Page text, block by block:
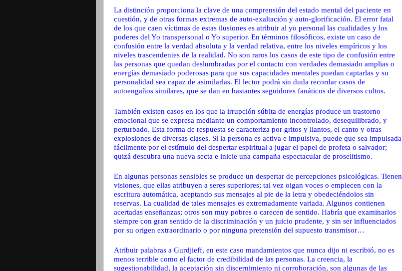
La distinción proporciona la clave de una comprensión del estado mental del paciente en
cuestión, y de otras formas extremas de auto-exaltación y auto-glorificación. El error fatal
de los que caen víctimas de estas ilusiones es atribuir al yo personal las cualidades y los
poderes del Yo transpersonal o Yo superior. En términos filosóficos, existe un caso de
confusión entre la verdad absoluta y la verdad relativa, entre los niveles empíricos y los
niveles trascendentes de la realidad. No son raros los casos de este tipo de confusión entre
las personas que quedan deslumbradas por el contacto con verdades demasiado amplias o
energías demasiado poderosas para que sus capacidades mentales puedan captarlas y su
personalidad sea capaz de asimilarlas. El lector podrá sin duda recordar casos de
autoengaños similares, que se dan en bastantes seguidores fanáticos de diversos cultos.
También existen casos en los que la irrupción súbita de energías produce un trastorno
emocional que se expresa mediante un comportamiento incontrolado, desequilibrado, y
perturbado. Esta forma de respuesta se caracteriza por gritos y llantos, el canto y otras
explosiones de diversas clases. Si la persona es activa e impulsiva, puede que sea impulsada
fácilmente por el estímulo del despertar espiritual a jugar el papel de profeta o salvador;
quizá descubra una nueva secta e inicie una campaña espectacular de proselitismo.
En algunas personas sensibles se produce un despertar de percepciones psicológicas. Tienen
visiones, que ellas atribuyen a seres superiores; tal vez oigan voces o empiecen con la
escritura automática, aceptando sus mensajes al pie de la letra y obedeciéndolos sin
reservas. La cualidad de tales mensajes es extremadamente variada. Algunos contienen
acertadas enseñanzas; otros son muy pobres o carecen de sentido. Habría que examinarlos
siempre con gran sentido de la discriminación y un juicio prudente, y sin ser influenciados
por su origen extraordinario o por ninguna pretensión del supuesto transmisor…
Atribuir palabras a Gurdjieff, en este caso mandamientos que nunca dijo ni escribió, no es
menos terrible como el factor de credibilidad de las personas. La creencia, la
sugestionabilidad, la aceptación sin discernimiento ni corroboración, son algunas de las